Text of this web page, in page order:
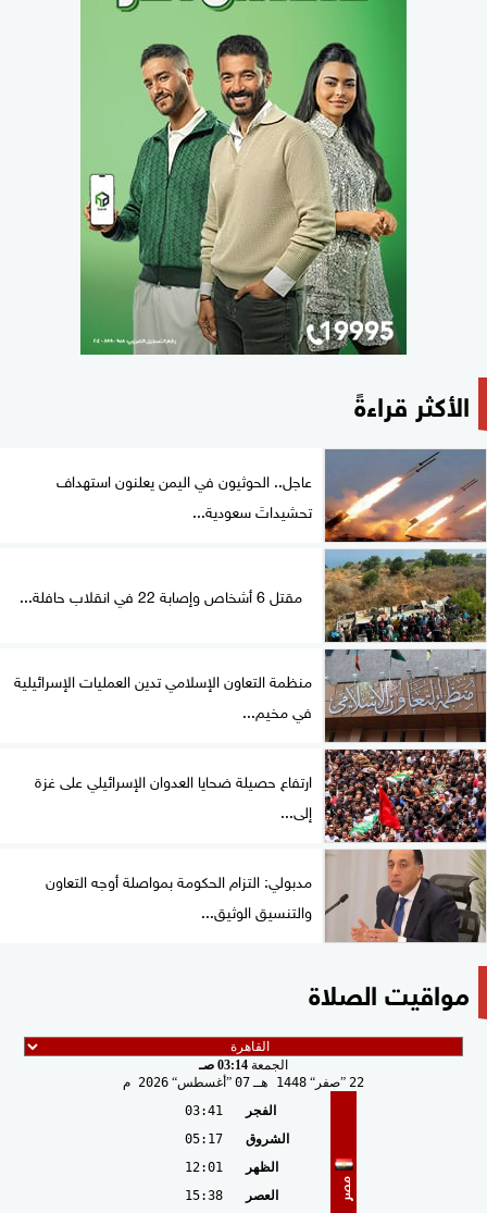
الأكثر قراءةً
عاجل.. الحوثيون في اليمن يعلنون استهداف
تحشيداتَ سعودية...
مقتل 6 أشخاص وإصابة 22 في انقلاب حافلة...
منظمة التعاون الإسلامي تدين العمليات الإسرائيلية
في مخيم...
ارتفاع حصيلة ضحايا العدوان الإسرائيلي على غزة
إلى...
مدبولي: التزام الحكومة بمواصلة أوجه التعاون
والتنسيق الوثيق...
مواقيت الصلاة
الجمعة 03:14 صـ
22
صفر 1448 هـ 07 أغسطس 2026 م
مصر
الفجر
03:41
الشروق
05:17
الظهر
12:01
العصر
15:38